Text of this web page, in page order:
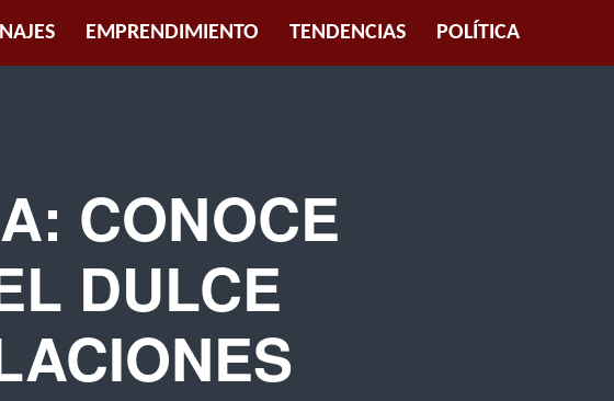
EMPRENDIMIENTO TENDENCIAS POLÍTICA
CONOCE
DULCE